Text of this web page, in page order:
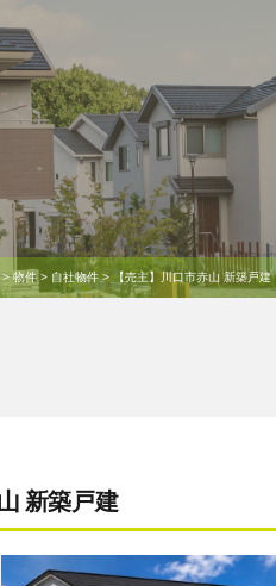
物件> 自社物件> 【売主】川口市赤山 新築戸建
新築戸建